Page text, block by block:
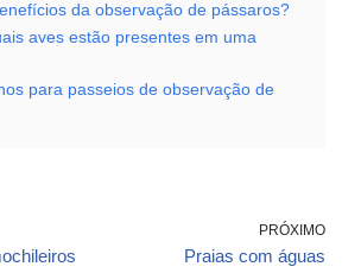
da observação de pássaros?
aves estão presentes em uma
para passeios de observação de
PRÓXIMO
Praias com águas